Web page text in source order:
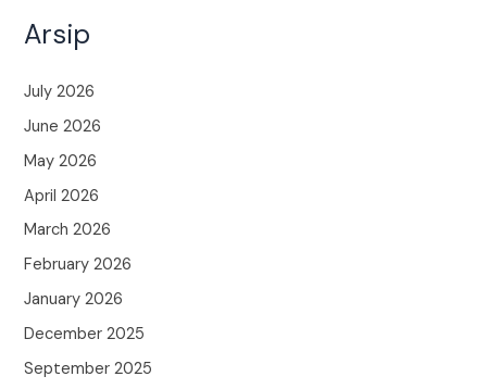
Arsip
July 2026
June 2026
May 2026
April 2026
March 2026
February 2026
January 2026
December 2025
September 2025